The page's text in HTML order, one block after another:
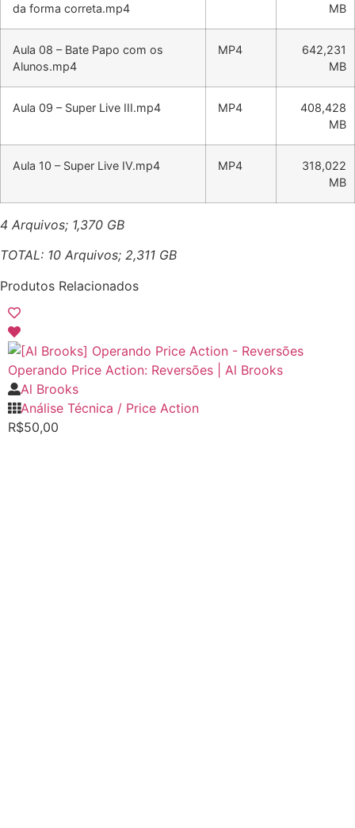
da forma correta.mp4
MB
Aula 08 – Bate Papo com os
Alunos.mp4
MP4
642,231
MB
Aula 09 – Super Live III.mp4 MP4
408,428
MB
Aula 10 – Super Live IV.mp4 MP4
318,022
MB
4 Arquivos; 1,370 GB
TOTAL: 10 Arquivos; 2,311 GB
Produtos Relacionados
Operando Price Action: Reversões | Al Brooks
Al Brooks
Análise Técnica / Price Action
R$50,00